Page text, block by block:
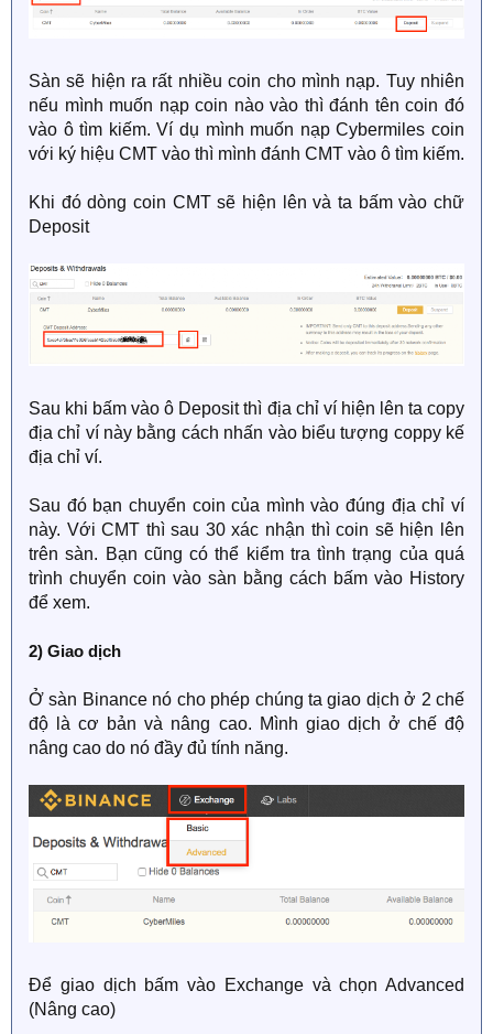
Sàn sẽ hiện ra rất nhiều coin cho mình nạp. Tuy nhiên
nếu mình muốn nạp coin nào vào thì đánh tên coin đó
vào ô tìm kiếm. Ví dụ mình muốn nạp Cybermiles coin
với ký hiệu CMT vào thì mình đánh CMT vào ô tìm kiếm.
Khi đó dòng coin CMT sẽ hiện lên và ta bấm vào chữ
Deposit
Sau khi bấm vào ô Deposit thì địa chỉ ví hiện lên ta copy
địa chỉ ví này bằng cách nhấn vào biểu tượng coppy kế
địa chỉ ví.
Sau đó bạn chuyển coin của mình vào đúng địa chỉ ví
này. Với CMT thì sau 30 xác nhận thì coin sẽ hiện lên
trên sàn. Bạn cũng có thể kiểm tra tình trạng của quá
trình chuyển coin vào sàn bằng cách bấm vào History
để xem.
2) Giao dịch
Ở sàn Binance nó cho phép chúng ta giao dịch ở 2 chế
độ là cơ bản và nâng cao. Mình giao dịch ở chế độ
nâng cao do nó đầy đủ tính năng.
Để giao dịch bấm vào Exchange và chọn Advanced
(Nâng cao)